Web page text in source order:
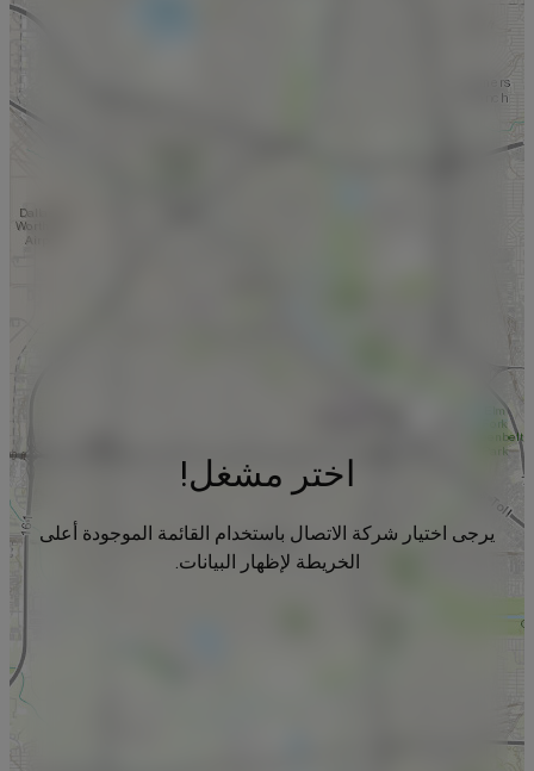
اختر مشغل!
يرجى اختيار شركة الاتصال باستخدام القائمة الموجودة أعلى
الخريطة لإظهار البيانات.